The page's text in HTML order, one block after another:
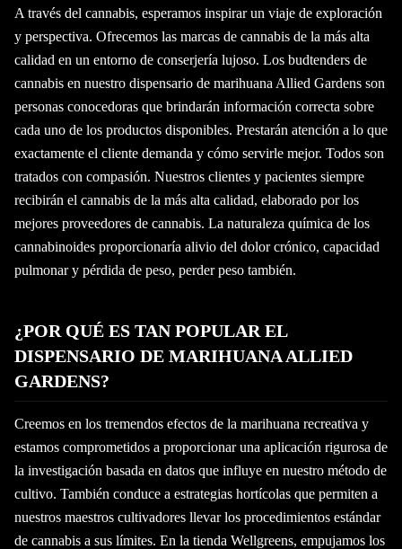
A través del cannabis, esperamos inspirar un viaje de exploración
y perspectiva. Ofrecemos las marcas de cannabis de la más alta
calidad en un entorno de conserjería lujoso. Los budtenders de
cannabis en nuestro dispensario de marihuana Allied Gardens son
personas conocedoras que brindarán información correcta sobre
cada uno de los productos disponibles. Prestarán atención a lo que
exactamente el cliente demanda y cómo servirle mejor. Todos son
tratados con compasión. Nuestros clientes y pacientes siempre
recibirán el cannabis de la más alta calidad, elaborado por los
mejores proveedores de cannabis. La naturaleza química de los
cannabinoides proporcionaría alivio del dolor crónico, capacidad
pulmonar y pérdida de peso, perder peso también.
¿POR QUÉ ES TAN POPULAR EL
DISPENSARIO DE MARIHUANA ALLIED
GARDENS?
Creemos en los tremendos efectos de la marihuana recreativa y
estamos comprometidos a proporcionar una aplicación rigurosa de
la investigación basada en datos que influye en nuestro método de
cultivo. También conduce a estrategias hortícolas que permiten a
nuestros maestros cultivadores llevar los procedimientos estándar
de cannabis a sus límites. En la tienda Wellgreens, empujamos los